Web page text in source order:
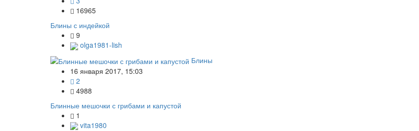
16965
Блины с индейкой
9
olga1981-lish
Блины
16 января 2017, 15:03
2
4988
Блинные мешочки с грибами и капустой
1
vita1980